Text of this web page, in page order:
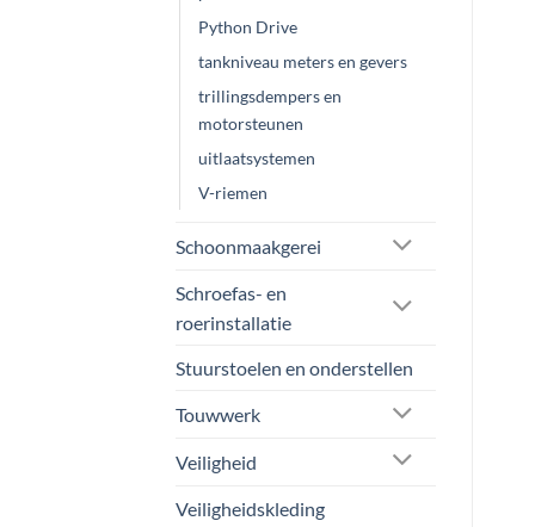
Python Drive
tankniveau meters en gevers
trillingsdempers en
motorsteunen
uitlaatsystemen
V-riemen
Schoonmaakgerei
Schroefas- en
roerinstallatie
Stuurstoelen en onderstellen
Touwwerk
Veiligheid
Veiligheidskleding